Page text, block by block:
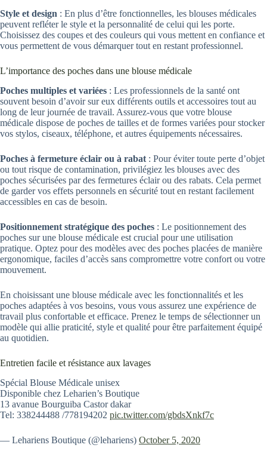
Style et design : En plus d’être fonctionnelles, les blouses médicales
peuvent refléter le style et la personnalité de celui qui les porte.
Choisissez des coupes et des couleurs qui vous mettent en confiance et
vous permettent de vous démarquer tout en restant professionnel.
L’importance des poches dans une blouse médicale
Poches multiples et variées : Les professionnels de la santé ont
souvent besoin d’avoir sur eux différents outils et accessoires tout au
long de leur journée de travail. Assurez-vous que votre blouse
médicale dispose de poches de tailles et de formes variées pour stocker
vos stylos, ciseaux, téléphone, et autres équipements nécessaires.
Poches à fermeture éclair ou à rabat : Pour éviter toute perte d’objet
ou tout risque de contamination, privilégiez les blouses avec des
poches sécurisées par des fermetures éclair ou des rabats. Cela permet
de garder vos effets personnels en sécurité tout en restant facilement
accessibles en cas de besoin.
Positionnement stratégique des poches : Le positionnement des
poches sur une blouse médicale est crucial pour une utilisation
pratique. Optez pour des modèles avec des poches placées de manière
ergonomique, faciles d’accès sans compromettre votre confort ou votre
mouvement.
En choisissant une blouse médicale avec les fonctionnalités et les
poches adaptées à vos besoins, vous vous assurez une expérience de
travail plus confortable et efficace. Prenez le temps de sélectionner un
modèle qui allie praticité, style et qualité pour être parfaitement équipé
au quotidien.
Entretien facile et résistance aux lavages
Spécial Blouse Médicale unisex
Disponible chez Leharien’s Boutique
13 avanue Bourguiba Castor dakar
Tel: 338244488 /778194202 pic.twitter.com/gbdsXnkf7c
— Lehariens Boutique (@lehariens) October 5, 2020